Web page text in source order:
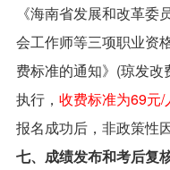
《海南省发展和改革
会工作师等三项职业资
费标准的通知》(琼发
执行，收费标准为69元/
报名成功后，非政策性
七、成绩发布和考后复